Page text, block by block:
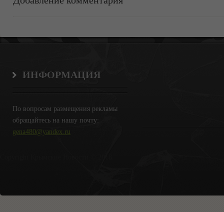
ИНФОРМАЦИЯ
По вопросам размещения рекламы
обращайтесь на нашу почту:
gena480@yandex.ru